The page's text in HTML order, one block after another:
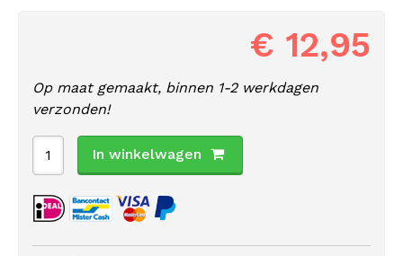
€ 12,95
Op maat gemaakt, binnen 1-2 werkdagen
verzonden!
In winkelwagen